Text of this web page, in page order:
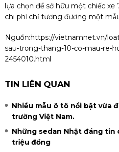
lựa chọn để sở hữu một chiếc xe
chi phí chỉ tương đương một
Nguồn:https://vietnamnet.vn/
sau-trong-thang-10-co-mau-re-
2454010.html
TIN LIÊN QUAN
Nhiều mẫu ô tô nổi bật vừa
trường Việt Nam.
Những sedan Nhật đáng tin
triệu đồng